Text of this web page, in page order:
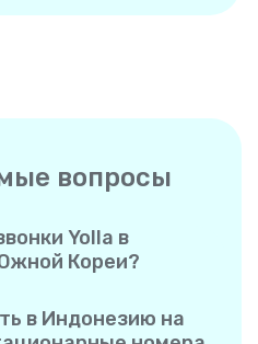
вопросы
Yolla в
Кореи?
в приложении —
в Индонезию на